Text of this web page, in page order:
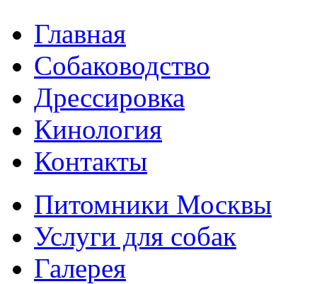
Главная
Собаководство
Дрессировка
Кинология
Контакты
Питомники Москвы
Услуги для собак
Галерея